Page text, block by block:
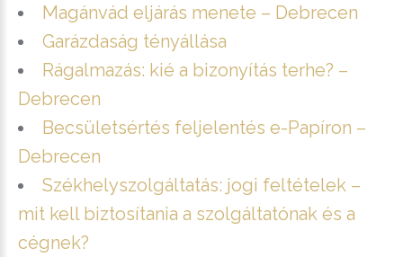
Magánvád eljárás menete – Debrecen
Garázdaság tényállása
Rágalmazás: kié a bizonyítás terhe? –
Debrecen
Becsületsértés feljelentés e-Papíron –
Debrecen
Székhelyszolgáltatás: jogi feltételek –
mit kell biztosítania a szolgáltatónak és a
cégnek?